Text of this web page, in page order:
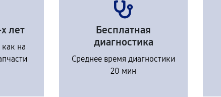
лет
как на
Бесплатная
диагностика
Среднее время диагностики
20 мин